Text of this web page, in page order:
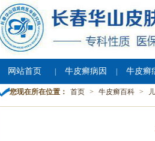
网站首页 牛皮癣病因 牛皮癣
您现在所在位置： 首页 > 牛皮癣百科 >